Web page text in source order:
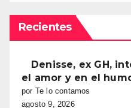
Recientes
Denisse, ex GH,
el amor y en el
por Te lo contamos
agosto 9, 2026